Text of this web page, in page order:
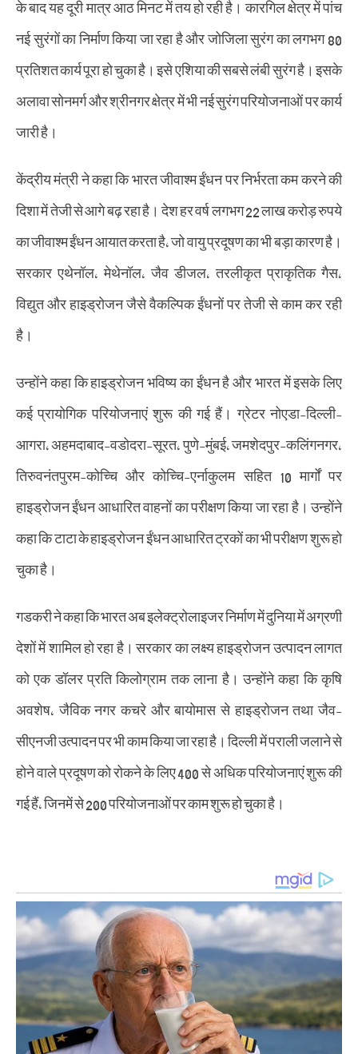
नई सुरंगों का निर्माण किया जा रहा है और जोजिला सुरंग का लगभग 80
प्रतिशत कार्य पूरा हो चुका है। इसे एशिया की सबसे लंबी सुरंग है। इसके
अलावा सोनमर्ग और श्रीनगर क्षेत्र में भी नई सुरंग परियोजनाओं पर कार्य
जारी है।
केंद्रीय मंत्री ने कहा कि भारत जीवाश्म ईंधन पर निर्भरता कम करने की
दिशा में तेजी से आगे बढ़ रहा है। देश हर वर्ष लगभग 22 लाख करोड़ रुपये
का जीवाश्म ईंधन आयात करता है, जो वायु प्रदूषण का भी बड़ा कारण है।
सरकार एथेनॉल, मेथेनॉल, जैव डीजल, तरलीकृत प्राकृतिक गैस,
विद्युत और हाइड्रोजन जैसे वैकल्पिक ईंधनों पर तेजी से काम कर रही
है।
उन्होंने कहा कि हाइड्रोजन भविष्य का ईंधन है और भारत में इसके लिए
कई प्रायोगिक परियोजनाएं शुरू की गई हैं। ग्रेटर नोएडा-दिल्ली-
आगरा, अहमदाबाद-वडोदरा-सूरत, पुणे-मुंबई, जमशेदपुर-कलिंगनगर,
तिरुवनंतपुरम-कोच्चि और कोच्चि-एर्नाकुलम सहित 10 मार्गों पर
हाइड्रोजन ईंधन आधारित वाहनों का परीक्षण किया जा रहा है। उन्होंने
कहा कि टाटा के हाइड्रोजन ईंधन आधारित ट्रकों का भी परीक्षण शुरू हो
चुका है।
गडकरी ने कहा कि भारत अब इलेक्ट्रोलाइजर निर्माण में दुनिया में अग्रणी
देशों में शामिल हो रहा है। सरकार का लक्ष्य हाइड्रोजन उत्पादन लागत
को एक डॉलर प्रति किलोग्राम तक लाना है। उन्होंने कहा कि कृषि
अवशेष, जैविक नगर कचरे और बायोमास से हाइड्रोजन तथा जैव-
सीएनजी उत्पादन पर भी काम किया जा रहा है। दिल्ली में पराली जलाने से
होने वाले प्रदूषण को रोकने के लिए 400 से अधिक परियोजनाएं शुरू की
गई हैं, जिनमें से 200 परियोजनाओं पर काम शुरू हो चुका है।